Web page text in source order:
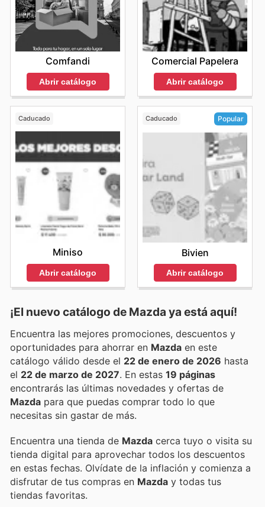
Comfandi
Abrir catálogo
Comercial Papelera
Abrir catálogo
Caducado
Miniso
Abrir catálogo
Caducado Popular
Bivien
Abrir catálogo
¡El nuevo catálogo de Mazda ya está aquí!
Encuentra las mejores promociones, descuentos y
oportunidades para ahorrar en Mazda en este
catálogo válido desde el 22 de enero de 2026 hasta
el 22 de marzo de 2027 . En estas 19 páginas
encontrarás las últimas novedades y ofertas de
Mazda para que puedas comprar todo lo que
necesitas sin gastar de más.
Encuentra una tienda de Mazda cerca tuyo o visita su
tienda digital para aprovechar todos los descuentos
en estas fechas. Olvídate de la inflación y comienza a
disfrutar de tus compras en Mazda y todas tus
tiendas favoritas.